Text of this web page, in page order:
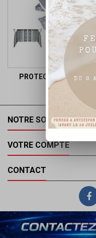
PROTECTION CHASSIS
NOTRE SOCIÉTÉ
VOTRE COMPTE
CONTACT